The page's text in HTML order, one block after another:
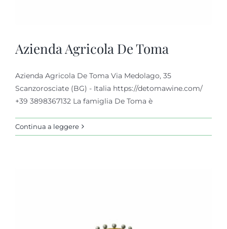
Azienda Agricola De Toma
Azienda Agricola De Toma Via Medolago, 35
Scanzorosciate (BG) - Italia https://detomawine.com/
+39 3898367132 La famiglia De Toma è
Continua a leggere